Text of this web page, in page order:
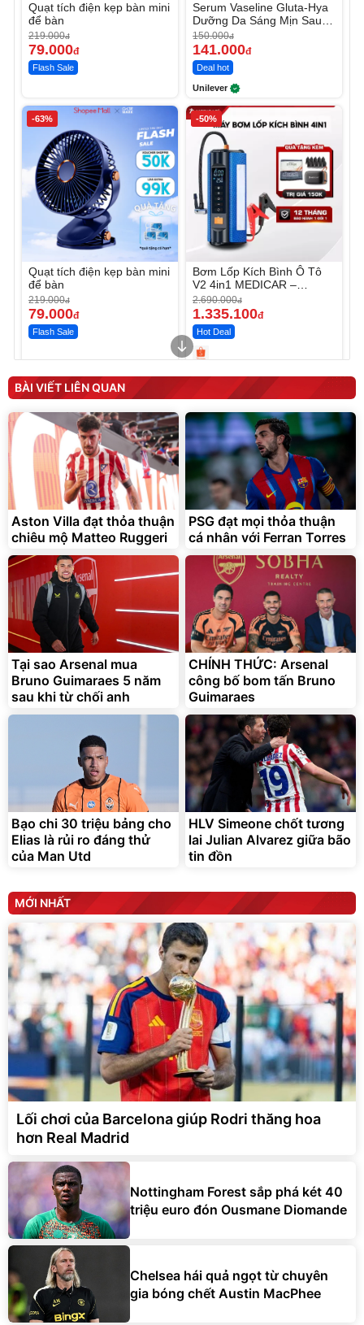
Quạt tích điện kẹp bàn mini
để bàn
219.000đ
79.000đ
Flash Sale
Serum Vaseline Gluta-Hya
Dưỡng Da Sáng Mịn Sau 7
Ngày
150.000đ
141.000đ
Deal hot
Unilever
-63%
Quạt tích điện kẹp bàn mini
để bàn
219.000đ
79.000đ
Flash Sale
-50%
Bơm Lốp Kích Bình Ô Tô
V2 4in1 MEDICAR –
12.000mAh
2.690.000đ
1.335.100đ
Hot Deal
Máy ép chậm trái cây
Elmich JEE 1855OL
3.000.000đ
2.143.650đ
Flash Sale
Máy rửa xe cầm tay xịt rửa
cao áp có tạo bọt tuyết
399.000đ
Đã bán nhiều
Bạt phủ xe ô tô cao cấp,
tráng nhôm 03 lớp
392.000đ
325.000đ
Đã bán nhiều
Xe đạp điện trợ lực G-
Force C14 gấp gọn bỏ cốp
tiện lợi
9.900.000đ
7.092.000đ
Đang xem nhiều
G-FORCE VIETNA
BÀI VIẾT LIÊN QUAN
Aston Villa đạt thỏa thuận
chiêu mộ Matteo Ruggeri
PSG đạt mọi thỏa thuận
cá nhân với Ferran Torres
Tại sao Arsenal mua
Bruno Guimaraes 5 năm
sau khi từ chối anh
CHÍNH THỨC: Arsenal
công bố bom tấn Bruno
Guimaraes
Bạo chi 30 triệu bảng cho
Elias là rủi ro đáng thử
của Man Utd
HLV Simeone chốt tương
lai Julian Alvarez giữa bão
tin đồn
MỚI NHẤT
Lối chơi của Barcelona giúp Rodri thăng hoa
hơn Real Madrid
Nottingham Forest sắp phá két 40
triệu euro đón Ousmane Diomande
Chelsea hái quả ngọt từ chuyên
gia bóng chết Austin MacPhee